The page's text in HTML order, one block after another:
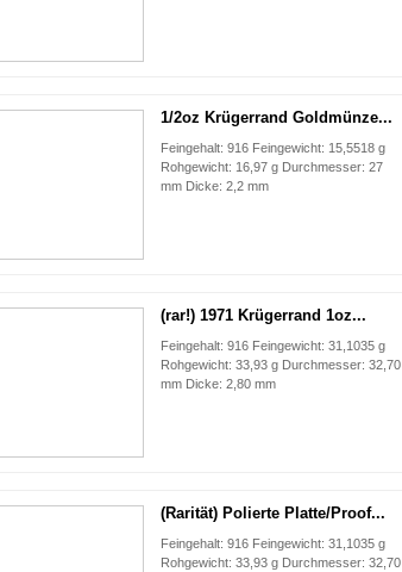
1/2oz Krügerrand Goldmünze...
Feingehalt: 916 Feingewicht: 15,5518 g
Rohgewicht: 16,97 g Durchmesser: 27
mm Dicke: 2,2 mm
(rar!) 1971 Krügerrand 1oz...
Feingehalt: 916 Feingewicht: 31,1035 g
Rohgewicht: 33,93 g Durchmesser: 32,70
mm Dicke: 2,80 mm
(Rarität) Polierte Platte/Proof...
Feingehalt: 916 Feingewicht: 31,1035 g
Rohgewicht: 33,93 g Durchmesser: 32,70